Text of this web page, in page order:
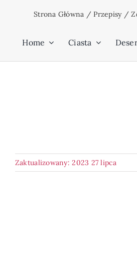
Strona Główna /Przepisy/
Home Ciasta
Zaktualizowany: 2023 27 lipca